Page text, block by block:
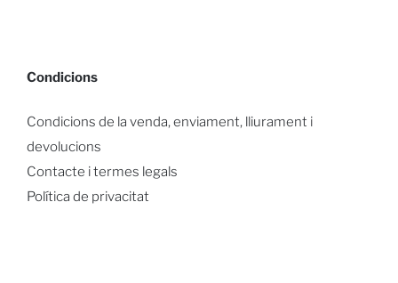
Condicions
Condicions de la venda, enviament, lliurament i
devolucions
Contacte i termes legals
Política de privacitat